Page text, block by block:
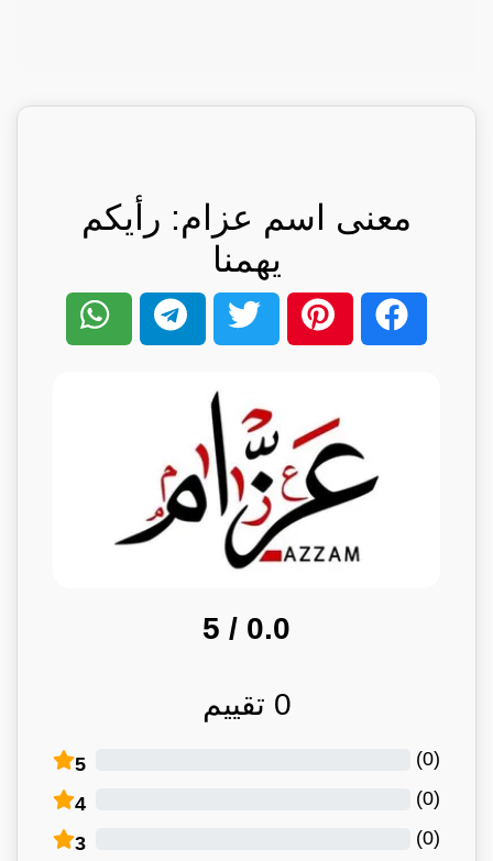
معنى اسم عزام: رأيكم
يهمنا
0.0
/ 5
0 تقييم
5 (
0
)
4 (
0
)
3 (
0
)